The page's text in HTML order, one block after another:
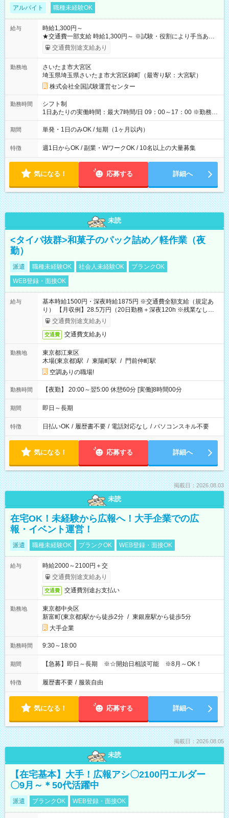
アルバイト 職種未経験OK
給与
時給1,300円～
★交通費一部支給 時給1,300円～ ※試験・役割により手当あり
※勤務回数により昇給あり 【即給（前払い）オプションあ
り！】 希望される場合、勤務から1週間ほどで給与の一部を受け
例】 ・河合塾模擬試験 8:30～17:30（休憩1時間） 時給1,300円
×8時間＝日収10,400円＋交通費 ※当日の役割により時給＋100
円の場合あり ・国家試験 7:00～13:30（休憩なし） 時給1,300
円（役割手当＋100円）×6時間＝日収8,400円＋交通費 【試用期
間】試用期間なし
交通費別途支給あり
勤務地
さいたま市大宮区
埼玉県埼玉県さいたま市大宮区錦町（最寄り駅：大宮駅）
株式会社全国試験運営センター
勤務時間
シフト制
1日あたりの実働時間：最大7時間/日 09：00～17：00 ※勤務時
間は 試験により異なります。
期間 単発・1日のみOK / 短期（1ヶ月以内）
特徴 週1日からOK / 副業・WワークOK / 10名以上の大量募集
気になる！ 応募する 詳細へ
未読
<タイパ抜群>和菓子のパック詰め／軽作業（夜
勤）
派遣 職種未経験OK 社会人未経験OK
ブランクOK
WEB登録・面接OK
給与
基本時給1500円・深夜時給1875円 ※交通費全額支給（規定あ
り） 【月収例】28.5万円（20日勤務＋深夜120h ※残業なしの場
合）交通費別途支給あり
交通費 交通費支給あり
勤務地
東京都江東区
木場(東京都)駅 / 東陽町駅 / 門前仲町駅
空調ありの職場!
勤務時間 【夜勤】 20:00～翌5:00 休憩60分 [実働]8時間00分
期間 即日～長期
特徴 日払いOK / 履歴書不要 / 電話対応なし / パソコンスキル不要
気になる！ 応募する 詳細へ
掲載日：2026.08.03
未読
在宅OK！未経験から広報へ！大手企業での広
報・イベント運営！
派遣 職種未経験OK ブランクOK WEB登録・面接OK
給与
時給2000～2100円＋交
交通費別途支給あり
交通費 交通費別途お支払い
勤務地
東京都中央区
新富町(東京都)駅から徒歩2分 / 東銀座駅から徒歩5分
大手企業
勤務時間 9:30～18:00
期間 【急募】即日～長期 ※☆開始日相談可能 ※8月～OK！
特徴 履歴書不要 / 服装自由
気になる！ 応募する 詳細へ
掲載日：2026.08.05
未読
【在宅基本】大手！広報アシ〇2100円エルダー
〇9月～＊50代活躍中
派遣 ブランクOK WEB登録・面接OK